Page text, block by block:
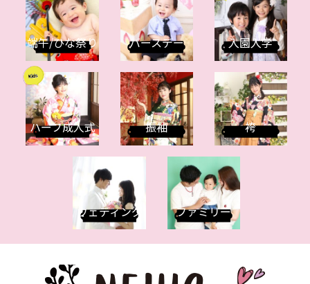
端午/ひな祭り バースデー 入園入学
ハーフ成人式 振袖 袴
ウェディング ファミリー